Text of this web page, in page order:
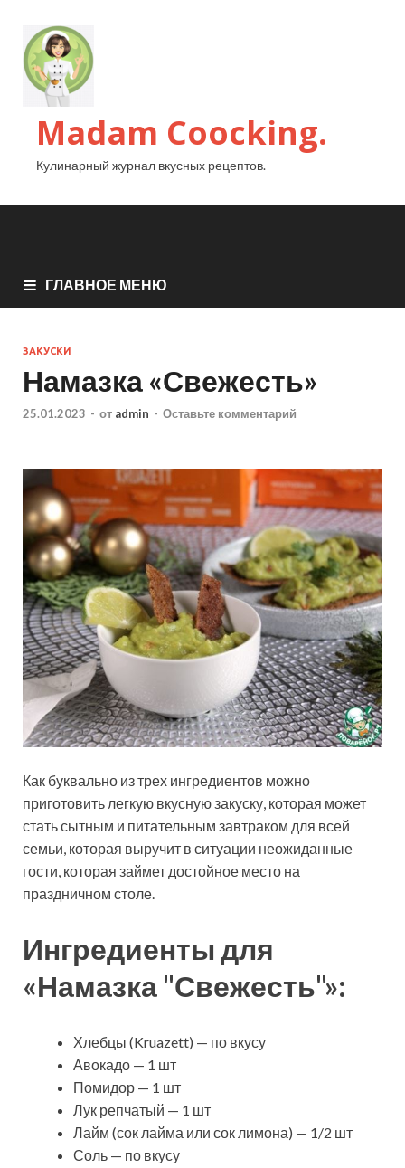
Madam Coocking.
Кулинарный журнал вкусных рецептов.
ГЛАВНОЕ МЕНЮ
ЗАКУСКИ
Намазка «Свежесть»
25.01.2023 - от admin - Оставьте комментарий
Как буквально из трех ингредиентов можно
приготовить легкую вкусную закуску, которая может
стать сытным и питательным завтраком для всей
семьи, которая выручит в ситуации неожиданные
гости, которая займет достойное место на
праздничном столе.
Ингредиенты для
«Намазка "Свежесть"»:
Хлебцы (Kruazett) — по вкусу
Авокадо — 1 шт
Помидор — 1 шт
Лук репчатый — 1 шт
Лайм (сок лайма или сок лимона) — 1/2 шт
Соль — по вкусу